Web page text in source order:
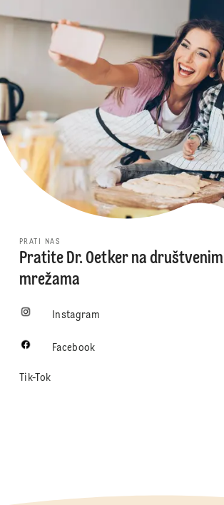
PRATI NAS
Pratite Dr. Oetker na društvenim
mrežama
Instagram
Facebook
Tik-Tok